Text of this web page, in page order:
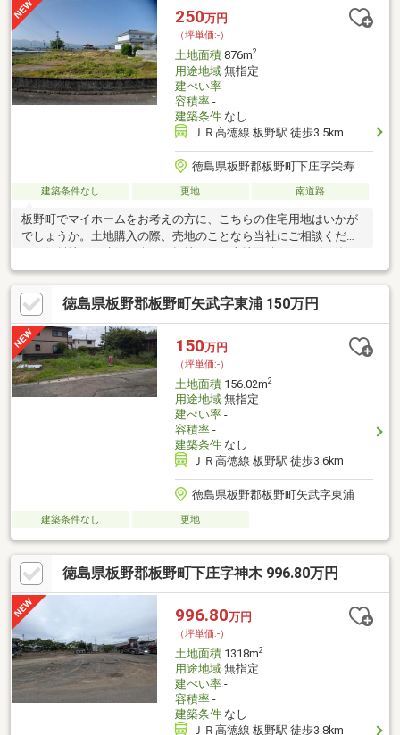
250万円
（坪単価:-）
土地面積876m2
用途地域無指定
建ぺい率-
容積率-
建築条件なし
ＪＲ高徳線 板野駅 徒歩3.5km
徳島県板野郡板野町下庄字栄寿
建築条件なし 更地 南道路
板野町でマイホームをお考えの方に、こちらの住宅用地はいかが
でしょうか。土地購入の際、売地のことなら当社にご相談くださ
い。傾斜地より建築が楽な平坦地です。土地面積は876㎡(公簿)あ
り自由な住宅の建設が望めます。接道10メートル以上あると非常
時にも役立ちます。閑静な住宅街に位置しており、日当たり・風
通しともに良好です。現在の地目は農地となっておりますが、宅
地もしくは雑種地に地目変更後お引渡し致します。
徳島県板野郡板野町矢武字東浦 150万円
150万円
（坪単価:-）
土地面積156.02m2
用途地域無指定
建ぺい率-
容積率-
建築条件なし
ＪＲ高徳線 板野駅 徒歩3.6km
徳島県板野郡板野町矢武字東浦
建築条件なし 更地
徳島県板野郡板野町下庄字神木 996.80万円
996.80万円
（坪単価:-）
土地面積1318m2
用途地域無指定
建ぺい率-
容積率-
建築条件なし
ＪＲ高徳線 板野駅 徒歩3.8km